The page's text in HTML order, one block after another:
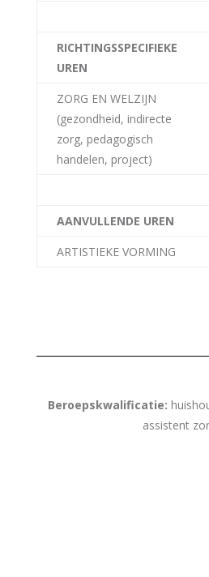
RICHTINGSSPECIFIEKE
UREN
ZORG EN WELZIJN
(gezondheid, indirecte
zorg, pedagogisch
handelen, project)
AANVULLENDE UREN
ARTISTIEKE VORMING
Beroepskwalificatie:
assistent